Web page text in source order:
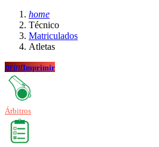
home
Técnico
Matriculados
Atletas
printImprimir
Árbitros